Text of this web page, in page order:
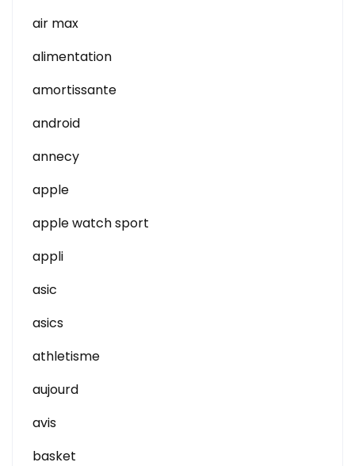
air max
alimentation
amortissante
android
annecy
apple
apple watch sport
appli
asic
asics
athletisme
aujourd
avis
basket